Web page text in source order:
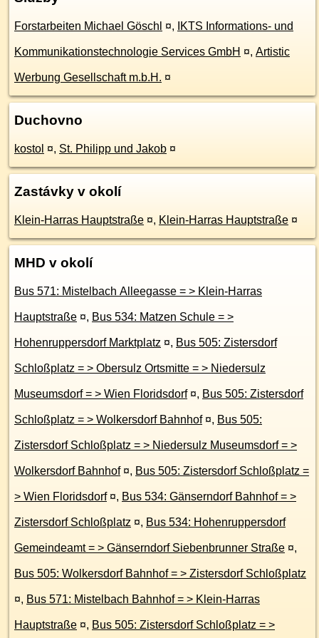
Forstarbeiten Michael Göschl ¤, IKTS Informations- und
Kommunikationstechnologie Services GmbH ¤, Artistic
Werbung Gesellschaft m.b.H. ¤
Duchovno
kostol ¤, St. Philipp und Jakob ¤
Zastávky v okolí
Klein-Harras Hauptstraße ¤, Klein-Harras Hauptstraße ¤
MHD v okolí
Bus 571: Mistelbach Alleegasse = > Klein-Harras
Hauptstraße ¤, Bus 534: Matzen Schule = >
Hohenruppersdorf Marktplatz ¤, Bus 505: Zistersdorf
Schloßplatz = > Obersulz Ortsmitte = > Niedersulz
Museumsdorf = > Wien Floridsdorf ¤, Bus 505: Zistersdorf
Schloßplatz = > Wolkersdorf Bahnhof ¤, Bus 505:
Zistersdorf Schloßplatz = > Niedersulz Museumsdorf = >
Wolkersdorf Bahnhof ¤, Bus 505: Zistersdorf Schloßplatz =
> Wien Floridsdorf ¤, Bus 534: Gänserndorf Bahnhof = >
Zistersdorf Schloßplatz ¤, Bus 534: Hohenruppersdorf
Gemeindeamt = > Gänserndorf Siebenbrunner Straße ¤,
Bus 505: Wolkersdorf Bahnhof = > Zistersdorf Schloßplatz
¤, Bus 571: Mistelbach Bahnhof = > Klein-Harras
Hauptstraße ¤, Bus 505: Zistersdorf Schloßplatz = >